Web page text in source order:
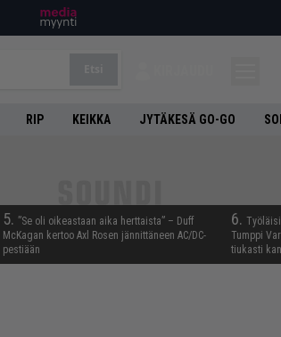
RIP KEIKKA JYTÄKESÄ GO-GO
5. ”Se oli oikeastaan aika herttaista” – Duff
McKagan kertoo Axl Rosen jännittäneen AC/DC-
pestiään
6.
Tumppi
tiukasti